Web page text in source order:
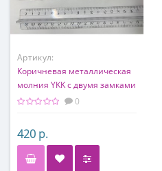
Артикул:
Коричневая металлическая
молния YKK с двумя замками
0
420 р.